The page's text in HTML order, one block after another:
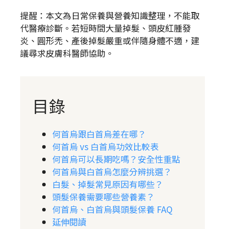
提醒：本文為日常保養與營養知識整理，不能取
代醫療診斷。若短時間大量掉髮、頭皮紅腫發
炎、圓形禿、產後掉髮嚴重或伴隨身體不適，建
議尋求皮膚科醫師協助。
目錄
何首烏跟白首烏差在哪？
何首烏 vs 白首烏功效比較表
何首烏可以長期吃嗎？安全性重點
何首烏與白首烏怎麼分辨挑選？
白髮、掉髮常見原因有哪些？
頭髮保養需要哪些營養素？
何首烏、白首烏與頭髮保養 FAQ
延伸閱讀